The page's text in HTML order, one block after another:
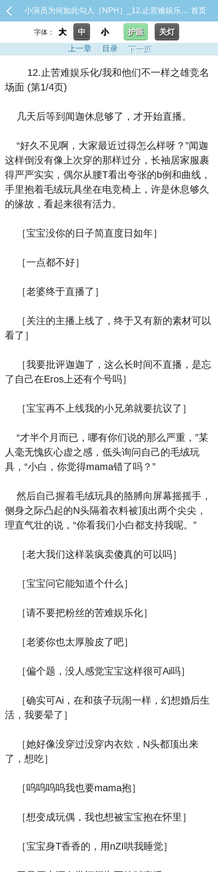
小演员为何如此勾人［NPH］_12.止苦难娱乐化/我和他们不一样之雄竞名场面 首页
字体： 大 中 小 护眼
关灯
上一章
目录 下一页
12.止苦难娱乐化/我和他们不一样之雄竞名
场面 (第1/4页)
几天后等到闻迦休息够了，才开始直播。
“好久不见啊，大家最近过得怎么样呀？”闻迦
这样倒没有像上次穿的那样过分，长袖居家服裹
得严严实实，偶尔从腰T看出夸张的b例和曲线，
手里抱着毛绒玩具坐在电竞椅上，许是休息够久
的缘故，看起来很有活力。
［宝宝没你的日子简直度日如年］
［一点都不好］
［老婆终于直播了］
［关注的主播上线了，终于又有新的素材可以
看了］
［我要批评迦迦了，这么长时间不直播，是忘
了自己在Eros上还有个号吗］
［宝宝再不上线我的小兄弟就要抗议了］
“才半个月而已，哪有你们说的那么严重，”某
人毫无愧疚心虚之感，低头询问自己的毛绒玩
具，“小白，你觉得mama错了吗？”
然后自己握着毛绒玩具的胳膊向屏幕摇摇手，
侧身之际凸起的N头隔着衣料被顶出两个尖尖，
理直气壮的说，“你看我们小白都支持我呢。”
［老大我们这样装疯卖傻真的可以吗］
［宝宝问它能知道个什么］
［请不要把粉丝的苦难娱乐化］
［老婆你也太厚脸皮了吧］
［偏个题，没人感觉宝宝这样很可Ai吗］
［确实可Ai，在和孩子玩闹一样，幻想婚后生
活，我要晕了］
［她好像没穿过没穿内衣欸，N头都顶出来
了，想吃］
［呜呜呜呜我也要mama抱］
［想变成玩偶，我也想被宝宝抱在怀里］
［宝宝身T香香的，用nZI哄我睡觉］